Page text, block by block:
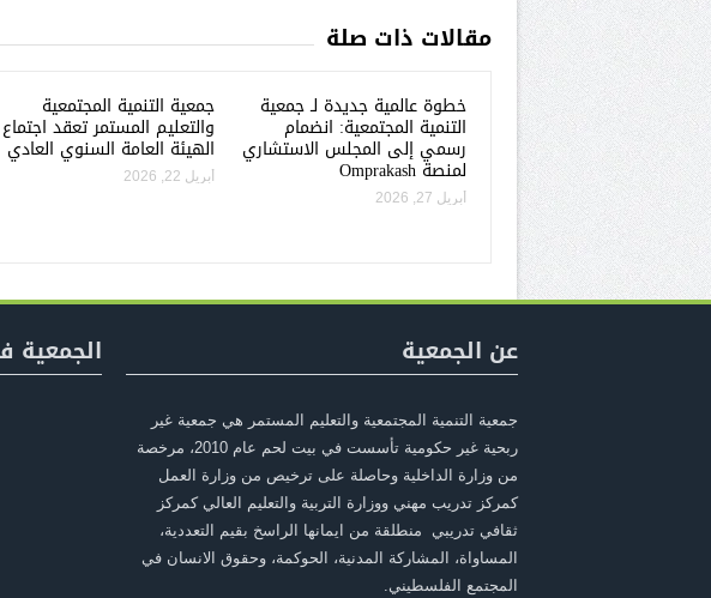
مقالات ذات صلة
خطوة عالمية جديدة لـ جمعية
التنمية المجتمعية: انضمام
رسمي إلى المجلس الاستشاري
لمنصة Omprakash
أبريل 27, 2026
جمعية التنمية المجتمعية
والتعليم المستمر تعقد اجتماع
الهيئة العامة السنوي العادي
أبريل 22, 2026
عن الجمعية
جمعية التنمية المجتمعية والتعليم المستمر هي جمعية غير
ربحية غير حكومية تأسست في بيت لحم عام 2010، مرخصة
من وزارة الداخلية وحاصلة على ترخيص من وزارة العمل
كمركز تدريب مهني ووزارة التربية والتعليم العالي كمركز
ثقافي تدريبي منطلقة من ايمانها الراسخ بقيم التعددية،
المساواة، المشاركة المدنية، الحوكمة، وحقوق الانسان في
المجتمع الفلسطيني.